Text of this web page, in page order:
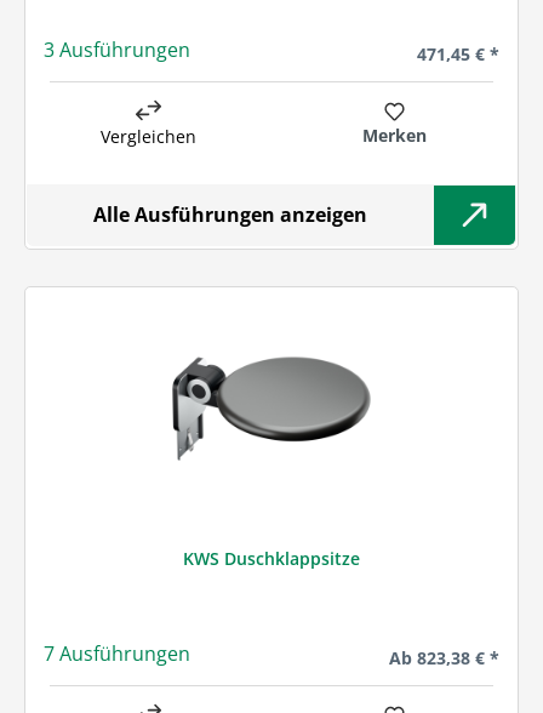
3 Ausführungen Regulärer
471,45 € *
Vergleichen Merken
Alle Ausführungen anzeigen
KWS Duschklappsitze
7 Ausführungen Regulärer Preis:
Ab 823,38 € *